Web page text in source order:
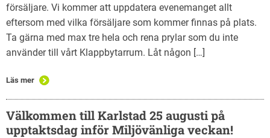
försäljare. Vi kommer att uppdatera evenemanget allt
eftersom med vilka försäljare som kommer finnas på plats.
Ta gärna med max tre hela och rena prylar som du inte
använder till vårt Klappbytarrum. Låt någon […]
Läs mer
Välkommen till Karlstad 25 augusti på
upptaktsdag inför Miljövänliga veckan!